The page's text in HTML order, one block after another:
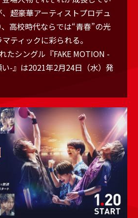
超豪華アーティストプロデュ
高校時代ならでは“青春”の光
ティックに彩られる。
たシングル『FAKE MOTION -
-』は2021年2月24日（水）発